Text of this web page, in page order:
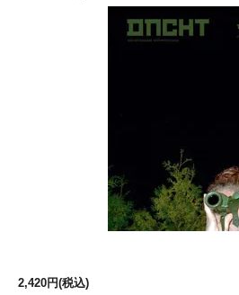
2,420円(税込)